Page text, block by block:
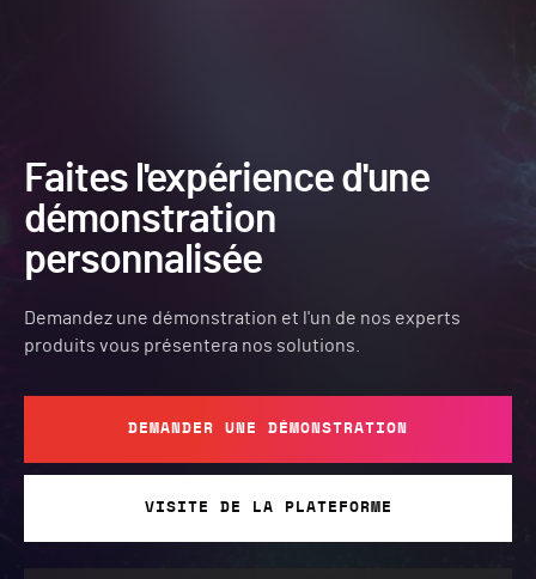
Faites l'expérience d'une
démonstration
personnalisée
Demandez une démonstration et l'un de nos experts
produits vous présentera nos solutions.
DEMANDER UNE DÉMONSTRATION
VISITE DE LA PLATEFORME